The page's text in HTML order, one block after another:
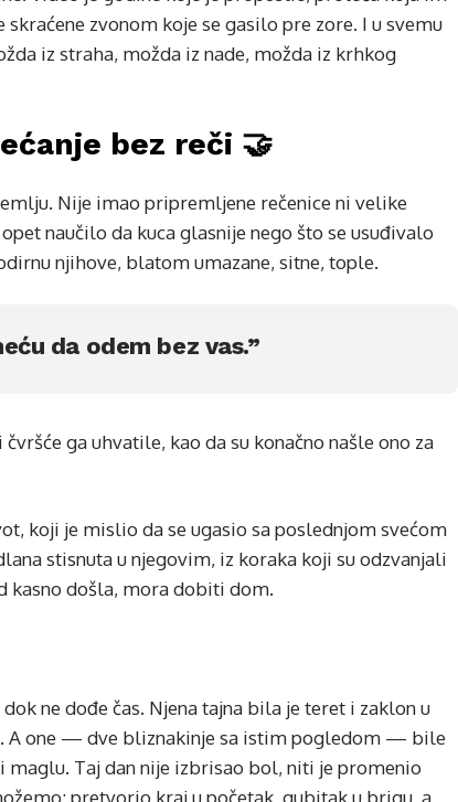
zvonom koje se gasilo pre zore. I u svemu
iz straha, možda iz nade, možda iz krhkog
bez reči 🤝
Nije imao pripremljene rečenice ni velike
naučilo da kuca glasnije nego što se usuđivalo
njihove, blatom umazane, sitne, tople.
da odem bez vas.”
ga uhvatile, kao da su konačno našle ono za
koji je mislio da se ugasio sa poslednjom svećom
stisnuta u njegovim, iz koraka koji su odzvanjali
kasno došla, mora dobiti dom.
ne dođe čas. Njena tajna bila je teret i zaklon u
A one — dve bliznakinje sa istim pogledom — bile
Taj dan nije izbrisao bol, niti je promenio
pretvorio kraj u početak, gubitak u brigu, a